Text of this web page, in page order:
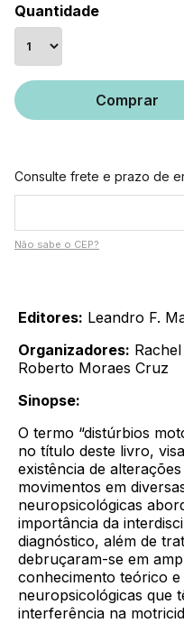
Quantidade
Comprar
Consulte frete e prazo de
Não sabe o CEP?
Editores: Leandro F.
Organizadores:
Roberto Moraes Cruz
Sinopse:
O termo “distúrbios
no título deste livro,
existência de
movimentos em
neuropsicológicas
importância da
diagnóstico, além de
debruçaram-se em
conhecimento teórico e
neuropsicológicas que
interferência na